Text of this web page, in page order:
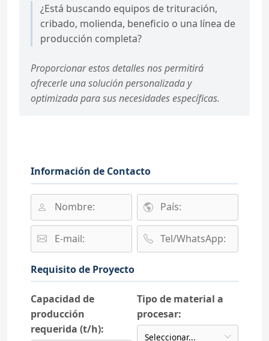
¿Está buscando equipos de trituración,
cribado, molienda, beneficio o una línea de
producción completa?
Proporcionar estos detalles nos permitirá
ofrecerle una solución personalizada y
optimizada para sus necesidades específicas.
Información de Contacto
Requisito de Proyecto
Capacidad de
producción
requerida (t/h):
Tipo de material a
procesar: